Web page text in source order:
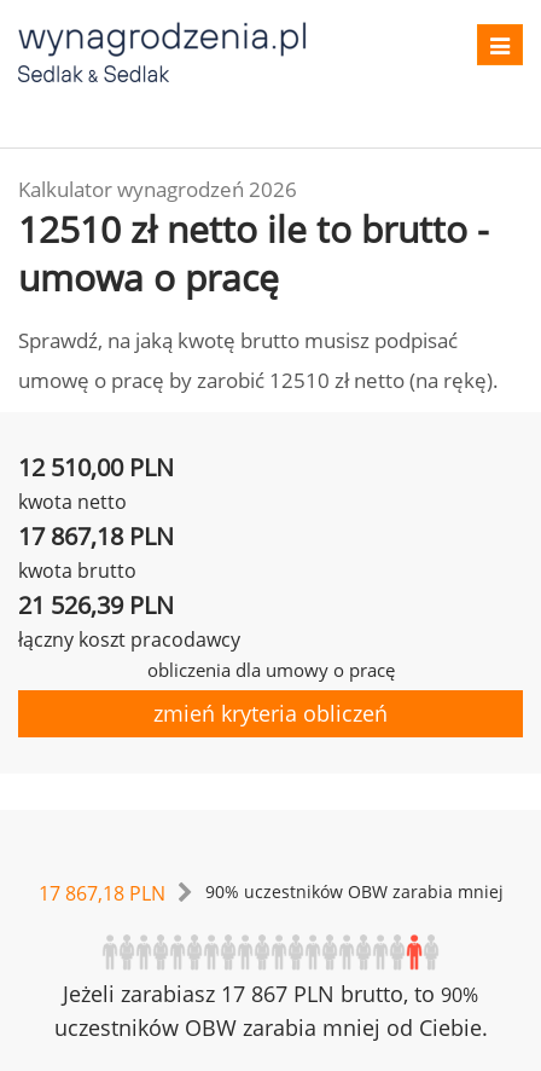
Kalkulator wynagrodzeń 2026
12510 zł netto ile to brutto -
umowa o pracę
Sprawdź, na jaką kwotę brutto musisz podpisać
umowę o pracę by zarobić 12510 zł netto (na rękę).
12 510,00 PLN
kwota netto
17 867,18 PLN
kwota brutto
21 526,39 PLN
łączny koszt pracodawcy
obliczenia dla umowy o pracę
zmień kryteria obliczeń
17 867,18 PLN 90% uczestników OBW zarabia mniej
Jeżeli zarabiasz 17 867 PLN brutto, to 90%
uczestników OBW zarabia mniej od Ciebie.